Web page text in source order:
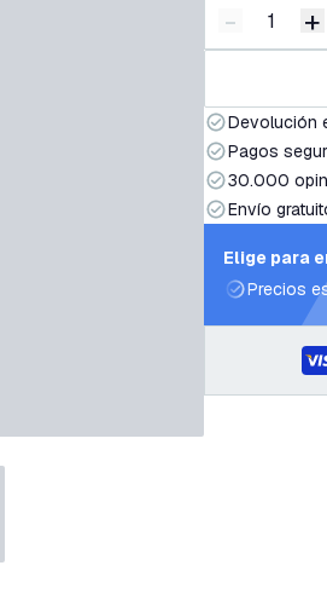
Disminuir
- +
Devolución
Pagos
30.000
Envío
Elige para
Precios